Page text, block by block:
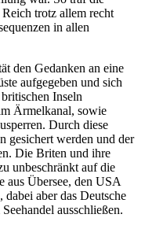
trotz allem recht
in allen
den Gedanken an eine
aufgegeben und sich
Inseln
Ärmelkanal, sowie
Durch diese
gesichert werden und der
Die Briten und ihre
unbeschränkt auf die
aus Übersee, den USA
aber das Deutsche
ausschließen.